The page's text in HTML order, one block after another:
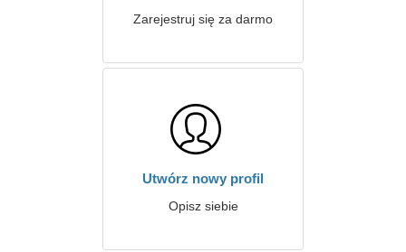
Zarejestruj się za darmo
Utwórz nowy profil
Opisz siebie